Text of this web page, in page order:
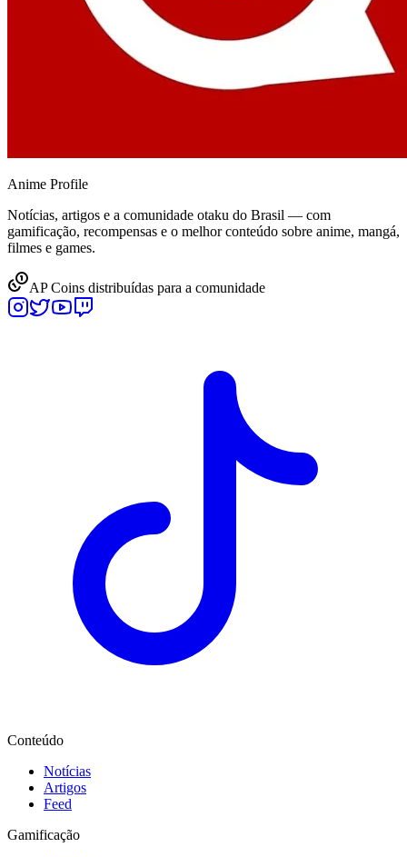
Anime Profile
Notícias, artigos e a comunidade otaku do Brasil — com
gamificação, recompensas e o melhor conteúdo sobre anime, mangá,
filmes e games.
AP Coins distribuídas para a comunidade
Conteúdo
Notícias
Artigos
Feed
Gamificação